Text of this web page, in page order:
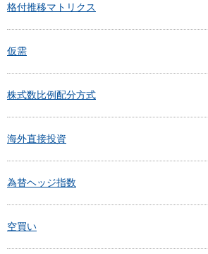
格付推移マトリクス
仮需
株式数比例配分方式
海外直接投資
為替ヘッジ指数
空買い